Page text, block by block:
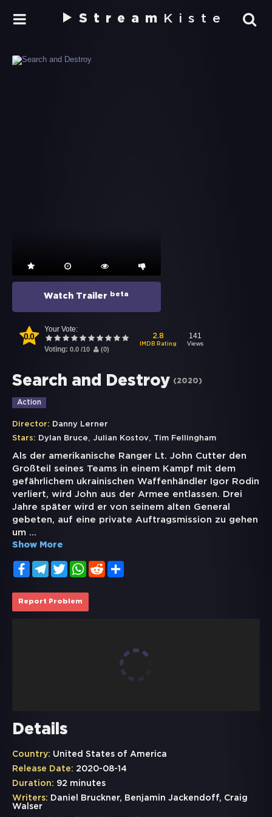
Stream Kiste
Watch Trailer beta
0.0
Your Vote:
Voting: 0.0 /10 (0)
2.8
IMDB Rating
141
Views
Search and Destroy (2020)
Action
Director: Danny Lerner
Stars: Dylan Bruce, Julian Kostov, Tim Fellingham
Als der amerikanische Ranger Lt. John Cutter den
Großteil seines Teams in einem Kampf mit dem
gefährlichem ukrainischen Waffenhändler Igor Rodin
verliert, wird John aus der Armee entlassen. Drei
Jahre später wird er von seinem alten General
gebeten, auf eine private Auftragsmission zu gehen
um ...
Show More
FacebookTelegramTwitterWhatsApp
Reddit
Report Problem
Details
Country: United States of America
Release Date: 2020-08-14
Duration: 92 minutes
Writers: Daniel Bruckner, Benjamin Jackendoff, Craig
Walser